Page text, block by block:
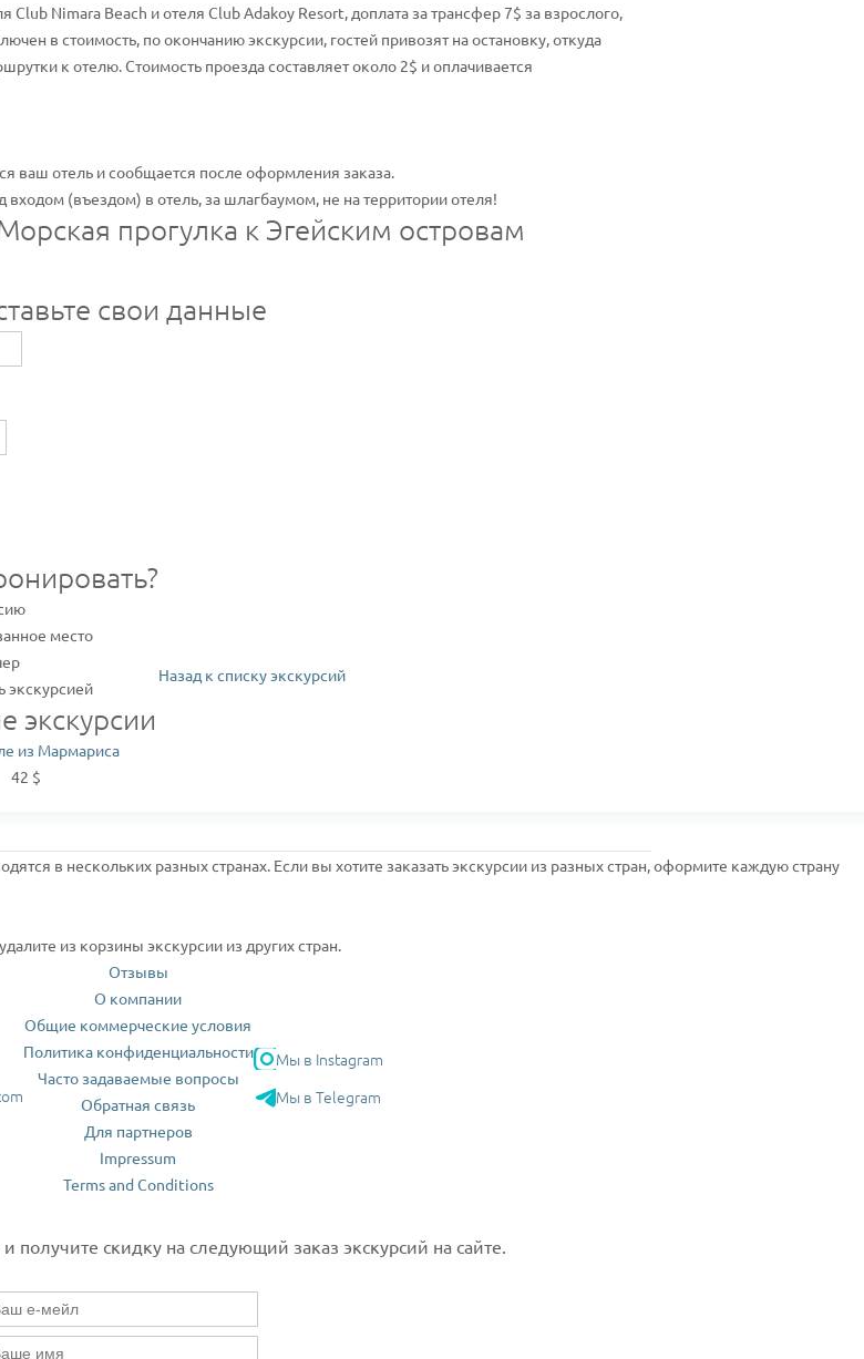
Club Nimara Beach и отеля Club Adakoy Resort, доплата за трансфер 7$ за взрослого,
в стоимость, по окончанию экскурсии, гостей привозят на остановку, откуда
к отелю. Стоимость проезда составляет около 2$ и оплачивается
ваш отель и сообщается после оформления заказа.
(въездом) в отель, за шлагбаумом, не на территории отеля!
прогулка к Эгейским островам
свои данные
место
экскурсией
экскурсии
из Мармариса
42 $
Назад к списку экскурсий
в нескольких разных странах. Если вы хотите заказать экскурсии из разных стран, оформите каждую страну
из корзины экскурсии из других стран.
Отзывы
О компании
Общие коммерческие условия
Политика конфиденциальности
Часто задаваемые вопросы
Обратная связь
Для партнеров
Impressum
Terms and Conditions
Мы в Instagram
Мы в Telegram
получите скидку на следующий заказ экскурсий на сайте.